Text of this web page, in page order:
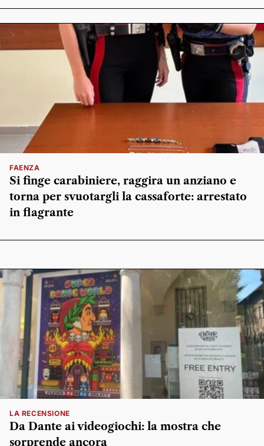
FAENZA
Si finge carabiniere, raggira un anziano e
torna per svuotargli la cassaforte: arrestato
in flagrante
LA RECENSIONE
Da Dante ai videogiochi: la mostra che
sorprende ancora